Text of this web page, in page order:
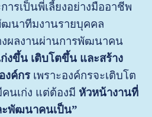
ารเป็นพี่เลี้ยงอย่างมืออาชีพ
นาทีมงานรายบุคคล
งผลงานผ่านการพัฒนาคน
งขึ้น เติบโตขึ้น และสร้าง
งค์กร เพราะองค์กรจะเติบโต
นเก่ง แต่ต้องมี หัวหน้างานที่
ะพัฒนาคนเป็น”